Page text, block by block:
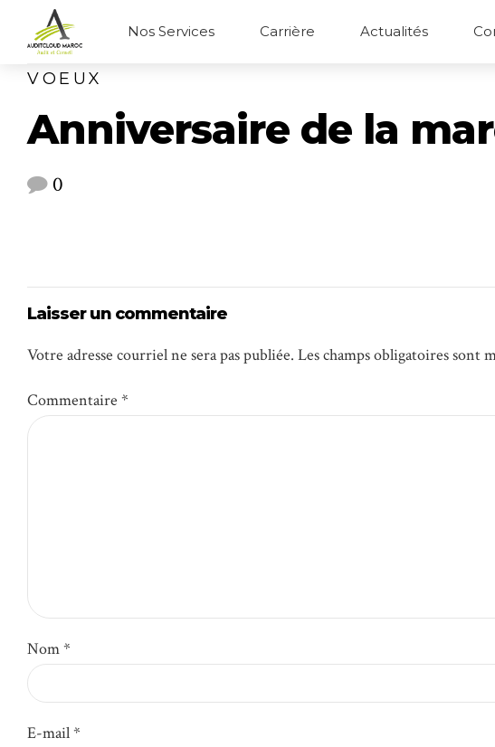
Nos Services Carrière Actualités
VOEUX
Anniversaire de la
0
Laisser un commentaire
Votre adresse courriel ne sera pas publiée. Les champs obligatoires sont
Commentaire *
Nom *
E-mail *